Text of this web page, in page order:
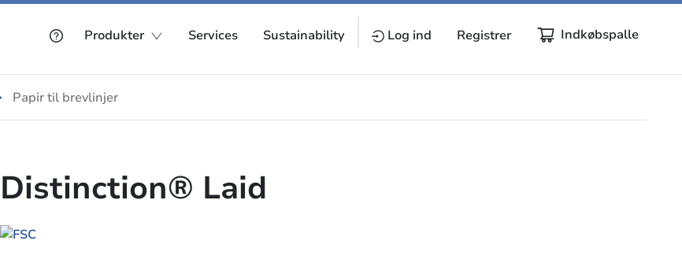
Produkter Services Sustainability Log ind Registrer Indkøbspalle
Papir til brevlinjer
Distinction® Laid